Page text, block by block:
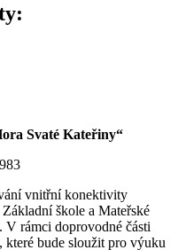
Svaté Kateřiny“
vnitřní konektivity
škole a Mateřské
V rámci doprovodné části
bude sloužit pro výuku